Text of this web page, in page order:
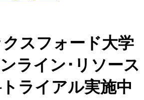
スフォード大学
ライン･リソース
ライアル実施中